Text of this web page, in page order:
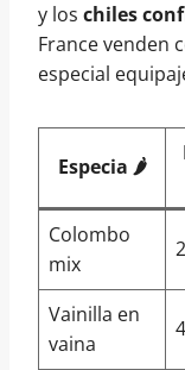
y los chiles
France venden
especial
Especia 🌶️
Colombo
mix
Vainilla en
vaina